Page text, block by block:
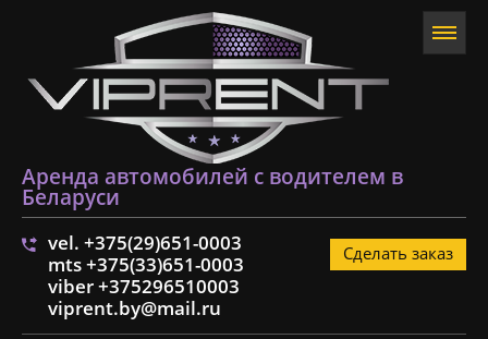
Аренда автомобилей с водителем в
Беларуси
vel. +375(29)651-0003
mts +375(33)651-0003
viber +375296510003
viprent.by@mail.ru
Сделать заказ